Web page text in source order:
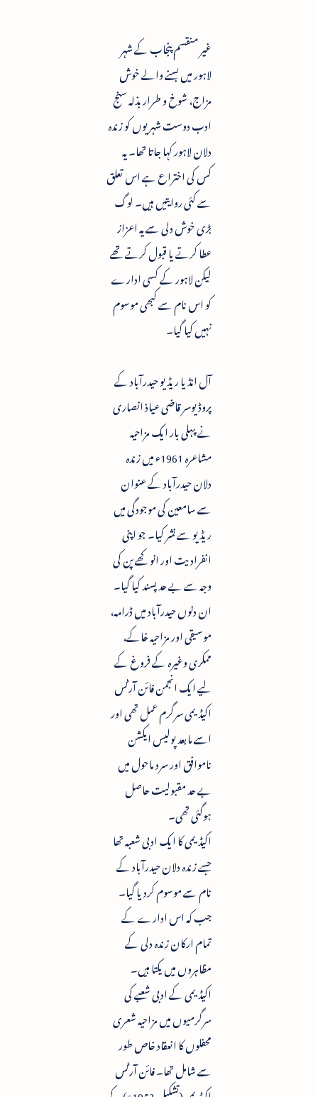
غیر منقسم پنجاب کے شہر
لاہور میں بسنے والے خوش
مزاج، شوخ و طرار بذلہ سنج
ادب دوست شہریوں کو زندہ
دلان لاہور کہا جاتا تھا۔ یہ
کس کی اختراع ہے اس تعلق
سے کئی روایتیں ہیں۔ لوگ
بڑی خوش دلی سے یہ اعزاز
عطا کرتے یا قبول کرتے تھے
لیکن لاہور کے کسی ادارے
کو اس نام سے کبھی موسوم
نہیں کیا گیا۔
آل انڈیا ریڈیو حیدرآباد کے
پروڈیوسر قاضی عیاذ انصاری
نے پہلی بار ایک مزاحیہ
مشاعرہ 1961ء میں زندہ
دلان حیدرآباد کے عنوان
سے سامعین کی موجودگی میں
ریڈیو سے نشر کیا۔ جو اپنی
انفرادیت اور انوکھے پن کی
وجہ سے بے حد پسند کیا گیا۔
ان دنوں حیدرآباد میں ڈرامہ،
موسیقی اور مزاحیہ خاکے،
ممکری وغیرہ کے فروغ کے
لیے ایک انجمن فائن آرٹس
اکیڈیمی سرگرم عمل تھی اور
اسے مابعد پولیس ایکشن
ناموافق اور سرد ماحول میں
بے حد مقبولیت حاصل
ہوگئی تھی۔
اکیڈیمی کا ایک ادبی شعبہ تھا
جسے زندہ دلان حیدرآباد کے
نام سے موسوم کردیا گیا۔
جب کہ اس ادارے کے
تمام ارکان زندہ دلی کے
مظاہروں میں یکتا ہیں۔
اکیڈیمی کے ادبی شعبے کی
سرگرمیوں میں مزاحیہ شعری
محفلوں کا انعقاد خاص طور
سے شامل تھا۔ فائن آرٹس